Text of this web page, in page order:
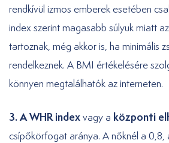
rendkívül izmos emberek esetében
index szerint magasabb súlyuk miatt
tartoznak, még akkor is, ha minimális
rendelkeznek. A BMI értékelésére
könnyen megtalálhatók az interneten.
3. A WHR indexvagy a központi
csípőkörfogat aránya. A nőknél a 0,8,